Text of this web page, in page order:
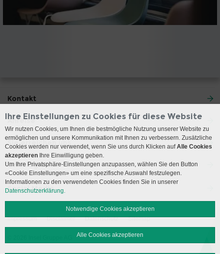
Kontakt
Anreise
Sie erreichen uns
Onkologie
Social Media
Impressum Disclaimer Datenschutz Sitemap
Ihre Einstellungen zu Cookies für diese Website
Wir nutzen Cookies, um Ihnen die bestmögliche Nutzung unserer Website zu
ermöglichen und unsere Kommunikation mit Ihnen zu verbessern. Zusätzliche
Cookies werden nur verwendet, wenn Sie uns durch Klicken aufAlle Cookies
akzeptieren Ihre Einwilligung geben.
Um Ihre Privatsphäre-Einstellungen anzupassen, wählen Sie den Button
«Cookie Einstellungen» um eine spezifische Auswahl festzulegen.
Informationen zu den verwendeten Cookies finden Sie in unserer
Datenschutzerklärung.
Notwendige Cookies akzeptieren
Alle Cookies akzeptieren